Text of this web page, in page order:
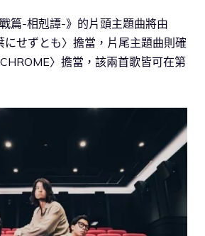
篇-相剋譚-》的片頭主題曲將由
にせずとも〉擔當，片尾主題曲則確
〉擔當，該兩首歌皆可在第